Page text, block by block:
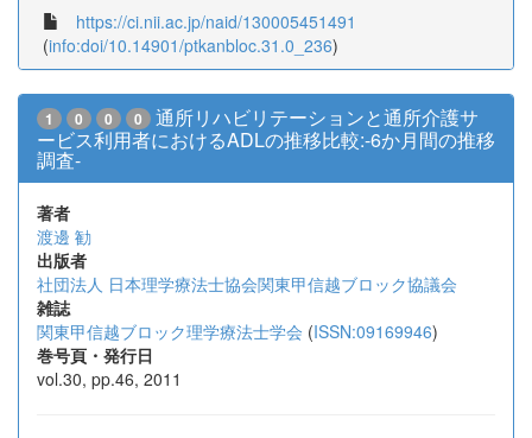
https://ci.nii.ac.jp/naid/130005451491
(info:doi/10.14901/ptkanbloc.31.0_236)
1 0 0 0
通所リハビリテーションと通所介護サ
ービス利用者におけるADLの推移比較:-6か月間の推移
調査-
著者
渡邊 勧
出版者
社団法人 日本理学療法士協会関東甲信越ブロック協議会
雑誌
関東甲信越ブロック理学療法士学会 (ISSN:09169946)
巻号頁・発行日
vol.30, pp.46, 2011